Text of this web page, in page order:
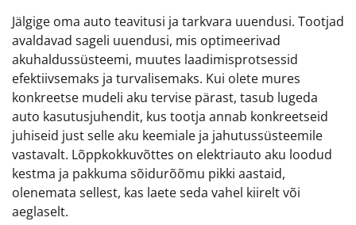
Jälgige oma auto teavitusi ja tarkvara uuendusi. Tootjad
avaldavad sageli uuendusi, mis optimeerivad
akuhaldussüsteemi, muutes laadimisprotsessid
efektiivsemaks ja turvalisemaks. Kui olete mures
konkreetse mudeli aku tervise pärast, tasub lugeda
auto kasutusjuhendit, kus tootja annab konkreetseid
juhiseid just selle aku keemiale ja jahutussüsteemile
vastavalt. Lõppkokkuvõttes on elektriauto aku loodud
kestma ja pakkuma sõidurõõmu pikki aastaid,
olenemata sellest, kas laete seda vahel kiirelt või
aeglaselt.